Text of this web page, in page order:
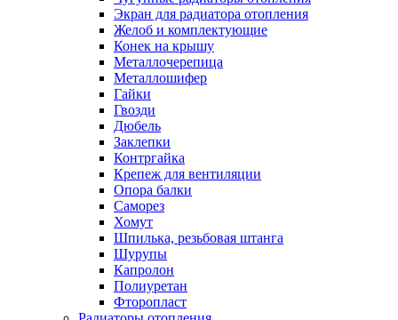
Экран для радиатора отопления
Желоб и комплектующие
Конек на крышу
Металлочерепица
Металлошифер
Гайки
Гвозди
Дюбель
Заклепки
Контргайка
Крепеж для вентиляции
Опора балки
Саморез
Хомут
Шпилька, резьбовая штанга
Шурупы
Капролон
Полиуретан
Фторопласт